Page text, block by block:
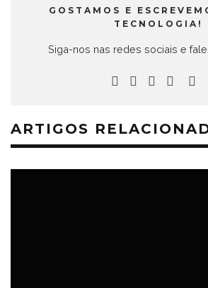
GOSTAMOS E
TECNOLOGIA!
Siga-nos nas redes sociais e
ARTIGOS